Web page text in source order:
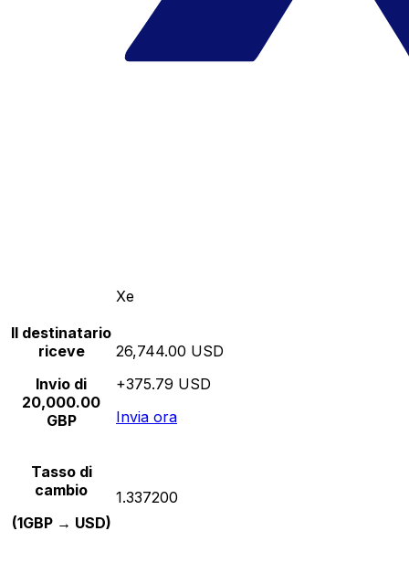
Xe
Il destinatario
riceve
Invio di
20,000.00
GBP
26,744.00 USD
+375.79 USD
Invia ora
Tasso di
cambio
(1GBP → USD)
1.337200